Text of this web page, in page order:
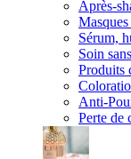
Après-
Sérum,
Soin
Produits
Anti-
Perte de